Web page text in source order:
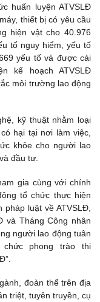
huấn luyện ATVSLĐ
thiết bị có yêu cầu
hiện vật cho 40.976
tố nguy hiểm, yếu tố
yếu tố và được cải
kế hoạch ATVSLĐ
môi trường lao động
kỹ thuật nhằm loại
hại tại nơi làm việc,
khỏe cho người lao
đầu tư.
gia cùng với chính
tổ chức thực hiện
luật về ATVSLĐ,
và Tháng Công nhân
người lao động tuân
phong trào thi
đoàn thể trên địa
triệt, tuyên truyền, cụ